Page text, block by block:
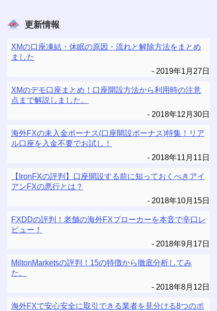
更新情報
XMの口座凍結・休眠の原因・流れと解除方法をまとめ
ました
2019年1月27日
XMのデモ口座まとめ！口座開設方法から利用時の注意
点まで解説しました。
2018年12月30日
海外FXの未入金ボーナス(口座開設ボーナス)特集！リア
ル口座を入金不要でお試し！
2018年11月11日
【IronFXの評判】口座開設する前に知っておくべきアイ
アンFXの悪行とは？
2018年10月15日
FXDDの評判！老舗の海外FXブローカーを本音で辛口レ
ビュー！
2018年9月17日
MiltonMarketsの評判！15の特徴から徹底分析してみ
た。
2018年8月12日
海外FXで安心安全に取引できる業者を見分ける8つのポ